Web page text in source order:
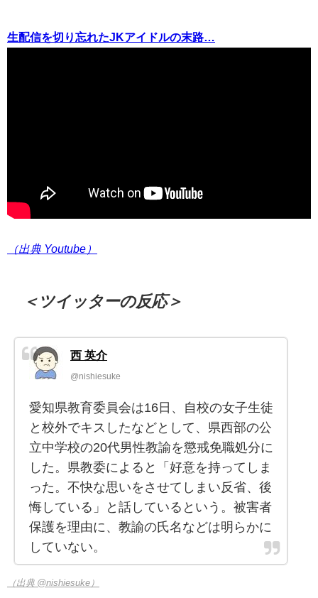
生配信を切り忘れたJKアイドルの末路…
（出典 Youtube）
＜ツイッターの反応＞
西 英介
@nishiesuke
愛知県教育委員会は16日、自校の女子生徒
と校外でキスしたなどとして、県西部の公
立中学校の20代男性教諭を懲戒免職処分に
した。県教委によると「好意を持ってしま
った。不快な思いをさせてしまい反省、後
悔している」と話しているという。被害者
保護を理由に、教諭の氏名などは明らかに
していない。
（出典 @nishiesuke）